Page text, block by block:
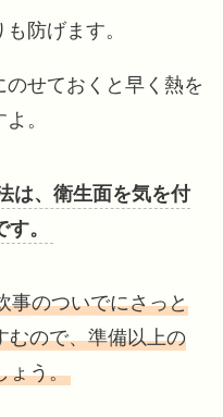
防げます。
せておくと早く熱を
。
は、衛生面を気を付
。
事のついでにさっと
むので、準備以上の
ょう。